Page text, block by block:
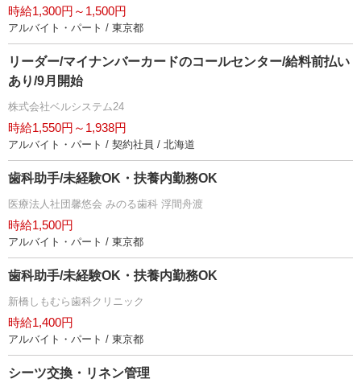
時給1,300円～1,500円
アルバイト・パート / 東京都
リーダー/マイナンバーカードのコールセンター/給料前払い
あり/9月開始
株式会社ベルシステム24
時給1,550円～1,938円
アルバイト・パート / 契約社員 / 北海道
歯科助手/未経験OK・扶養内勤務OK
医療法人社団馨悠会 みのる歯科 浮間舟渡
時給1,500円
アルバイト・パート / 東京都
歯科助手/未経験OK・扶養内勤務OK
新橋しもむら歯科クリニック
時給1,400円
アルバイト・パート / 東京都
シーツ交換・リネン管理